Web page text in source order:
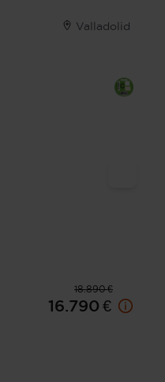
Valladolid
18.890 €
16.790 €